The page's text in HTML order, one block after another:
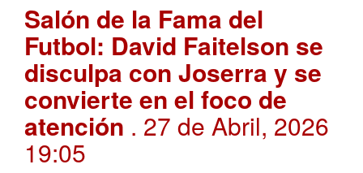
Salón de la Fama del
Futbol: David Faitelson se
disculpa con Joserra y se
convierte en el foco de
atención . 27 de Abril, 2026
19:05